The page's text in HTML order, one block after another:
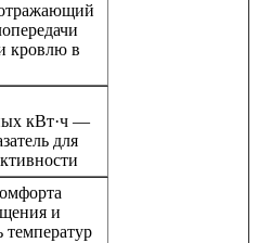
кровлю в
кВт·ч —
для
и
температур